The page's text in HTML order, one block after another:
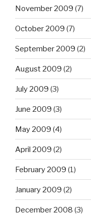
November 2009 (7)
October 2009 (7)
September 2009 (2)
August 2009 (2)
July 2009 (3)
June 2009 (3)
May 2009 (4)
April 2009 (2)
February 2009 (1)
January 2009 (2)
December 2008 (3)